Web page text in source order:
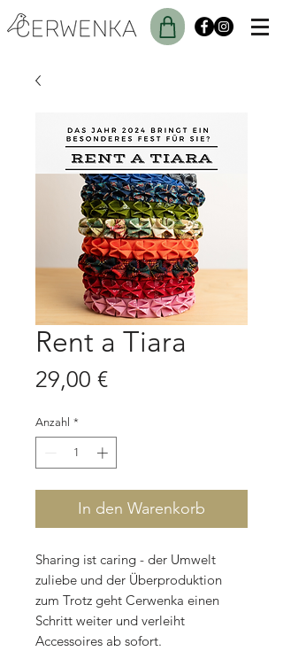
Rent a Tiara
29,00 €Preis
Anzahl *
In den Warenkorb
Sharing ist caring - der Umwelt
zuliebe und der Überproduktion
zum Trotz geht Cerwenka einen
Schritt weiter und verleiht
Accessoires ab sofort.